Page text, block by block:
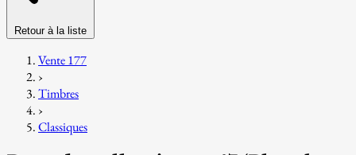
Retour à la liste
Vente 177
›
Timbres
›
Classiques